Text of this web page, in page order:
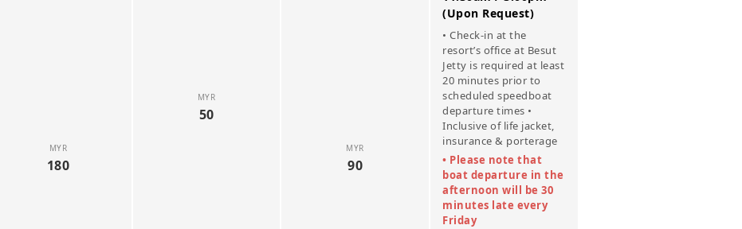
MYR
180
MYR
50
MYR
90
(Upon Request)
• Check-in at the
resort’s office at Besut
Jetty is required at least
20 minutes prior to
scheduled speedboat
departure times •
Inclusive of life jacket,
insurance & porterage
• Please note that
boat departure in the
afternoon will be 30
minutes late every
Friday